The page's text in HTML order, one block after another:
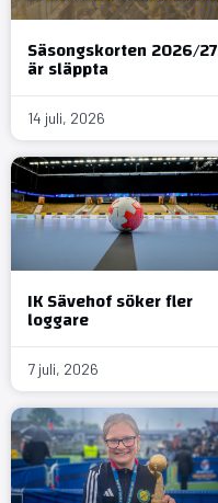
Säsongskorten 2026/27
är släppta
14 juli, 2026
IK Sävehof söker fler
loggare
7 juli, 2026